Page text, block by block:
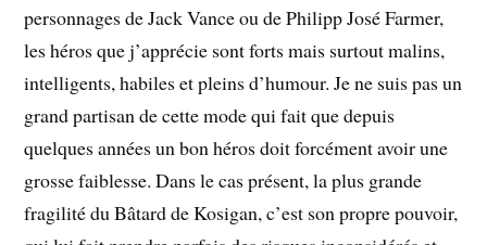
personnages de Jack Vance ou de Philipp José Farmer,
les héros que j’apprécie sont forts mais surtout malins,
intelligents, habiles et pleins d’humour. Je ne suis pas un
grand partisan de cette mode qui fait que depuis
quelques années un bon héros doit forcément avoir une
grosse faiblesse. Dans le cas présent, la plus grande
fragilité du Bâtard de Kosigan, c’est son propre pouvoir,